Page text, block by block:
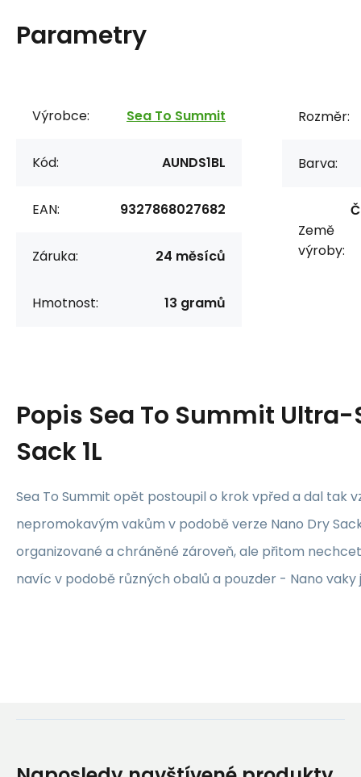
Parametry
Výrobce: Sea To Summit
Kód: AUNDS1BL
EAN: 9327868027682
Záruka: 24 měsíců
Hmotnost: 13 gramů
Rozměr:
Barva:
Země
výroby:
Popis Sea To Summit Ultra-
Sack 1L
Sea To Summit opět postoupil o krok vpřed a dal tak
nepromokavým vakům v podobě verze Nano Dry
organizované a chráněné zároveň, ale přitom
navíc v podobě různých obalů a pouzder - Nano vaky